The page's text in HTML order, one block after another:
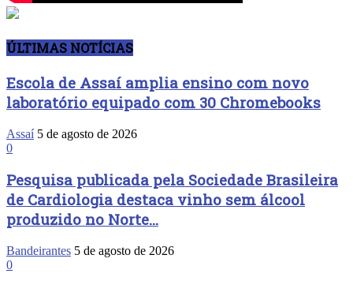
ÚLTIMAS NOTÍCIAS
Escola de Assaí amplia ensino com novo
laboratório equipado com 30 Chromebooks
Assaí 5 de agosto de 2026
0
Pesquisa publicada pela Sociedade Brasileira
de Cardiologia destaca vinho sem álcool
produzido no Norte...
Bandeirantes 5 de agosto de 2026
0